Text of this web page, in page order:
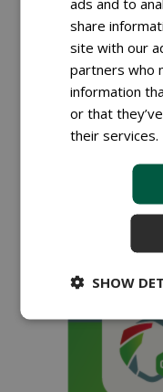
share
site with our
partners who
information
or that
their services.
SHOW